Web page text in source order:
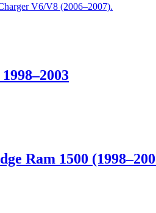
V6/V8 (2006–2007).
Ram 1500